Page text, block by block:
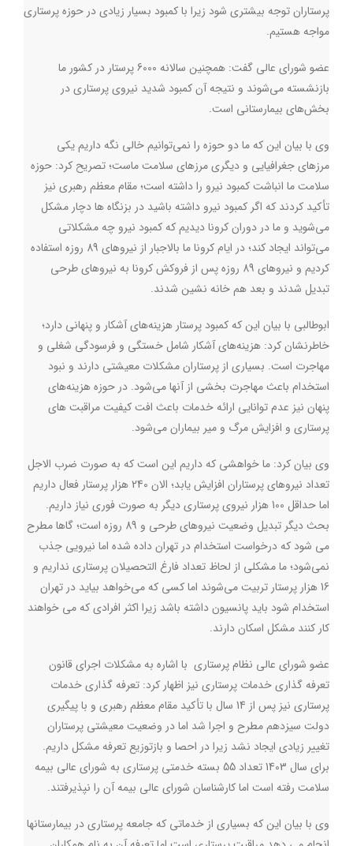
پرستاران توجه بیشتری شود زیرا با کمبود بسیار زیادی در حوزه پرستاری
مواجه هستیم.
عضو شورای عالی گفت: همچنین سالانه 6000 پرستار در کشور ما
بازنشسته می‌شوند و نتیجه آن کمبود شدید نیروی پرستاری در
بخش‌های بیمارستانی است.
وی با بیان این که ما دو حوزه را نمی‌توانیم خالی نگه داریم یکی
مرزهای جغرافیایی و دیگری مرزهای سلامت ماست؛ تصریح کرد: حوزه
سلامت ما انباشت کمبود نیرو را داشته است؛ مقام معظم رهبری نیز
تأکید کردند که اگر کمبود نیرو داشته باشید در بزنگاه ها دچار مشکل
می‌شوید و ما در دوران کرونا دیدیم که کمبود نیرو چه مشکلاتی
می‌تواند ایجاد کند؛ در ایام کرونا ما بالاجبار از نیروهای 89 روزه استفاده
کردیم و نیروهای 89 روزه پس از فروکش کرونا به نیروهای طرحی
تبدیل شدند و بعد هم خانه نشین شدند.
ابوطالبی با بیان این که کمبود پرستار هزینه‌های آشکار و پنهانی دارد؛
خاطرنشان کرد: هزینه‌های آشکار شامل خستگی و فرسودگی شغلی و
مهاجرت است. بسیاری از پرستاران مشکلات معیشتی دارند و نبود
استخدام باعث مهاجرت بخشی از آنها می‌شود. در حوزه هزینه‌های
پنهان نیز عدم توانایی ارائه خدمات باعث افت کیفیت مراقبت های
پرستاری و افزایش مرگ و میر بیماران می‌شود.
وی بیان کرد: ما خواهشی که داریم این است که به صورت ضرب الاجل
تعداد نیروهای پرستاران افزایش یابد؛ الان 240 هزار پرستار فعال داریم
اما حداقل 100 هزار نیروی پرستاری دیگر به صورت فوری نیاز داریم.
بحث دیگر تبدیل وضعیت نیروهای طرحی و 89 روزه است؛ گاها مطرح
می شود که درخواست استخدام در تهران داده شده اما نیرویی جذب
نمی‌شود؛ ما مشکلی از لحاظ تعداد فارغ التحصیلان پرستاری نداریم و
16 هزار پرستار تربیت می‌شوند اما کسی که می‌خواهد بیاید در تهران
استخدام شود باید پانسیون داشته باشد زیرا اکثر افرادی که می خواهند
کار کنند مشکل اسکان دارند.
عضو شورای عالی نظام پرستاری با اشاره به مشکلات اجرای قانون
تعرفه گذاری خدمات پرستاری نیز اظهار کرد: تعرفه گذاری خدمات
پرستاری نیز پس از 14 سال با تأکید مقام معظم رهبری و با پیگیری
دولت سیزدهم مطرح و اجرا شد اما در وضعیت معیشتی پرستاران
تغییر زیادی ایجاد نشد زیرا در احصا و بازتوزیع تعرفه مشکل داریم.
برای سال 1403 تعداد 55 بسته خدمتی پرستاری به شورای عالی بیمه
سلامت رفته است اما کارشناسان شورای عالی بیمه آن را نپذیرفتند.
وی با بیان این که بسیاری از خدماتی که جامعه پرستاری در بیمارستانها